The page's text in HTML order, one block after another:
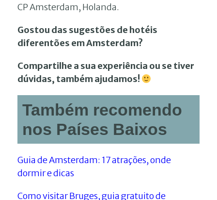
CP Amsterdam, Holanda.
Gostou das sugestões de hotéis
diferentões em Amsterdam?
Compartilhe a sua experiência ou se tiver
dúvidas, também ajudamos!
Também recomendo
nos Países Baixos
Guia de Amsterdam: 17 atrações, onde
dormir e dicas
Como visitar Bruges, guia gratuito de